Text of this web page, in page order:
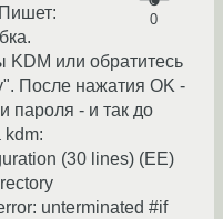
0
или обратитесь
После нажатия OK -
пароля - и так до
kdm:
(30 lines) (EE)
unterminated #if